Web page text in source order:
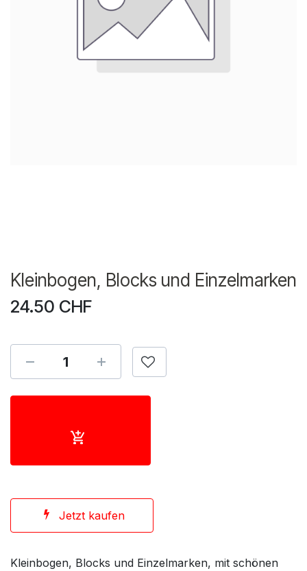
Kleinbogen, Blocks und Einzelmarken
24.50 CHF
Jetzt kaufen
Kleinbogen, Blocks und Einzelmarken, mit schönen